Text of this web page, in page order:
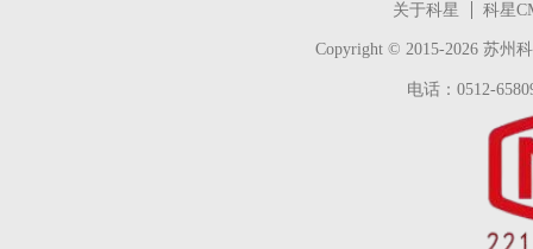
关于科星 科星
Copyright © 2015-2026 苏州
电话：0512-